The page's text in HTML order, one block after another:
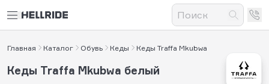
Главная Каталог Обувь Кеды Кеды Traffa Mkubwa
Кеды Traffa Mkubwa белый